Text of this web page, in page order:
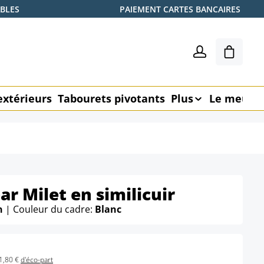
PAIEMENT CARTES BANCAIRES
Le
Tabourets pivotants Plus Le
Milet en similicuir
| Couleur du cadre: Blanc
€d'éco-part